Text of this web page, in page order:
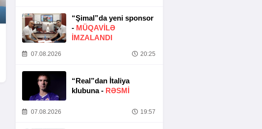
“Şimal”da yeni sponsor
- MÜQAVİLƏ
İMZALANDI
07.08.2026 20:25
“Real”dan İtaliya
klubuna - RƏSMİ
07.08.2026 19:57